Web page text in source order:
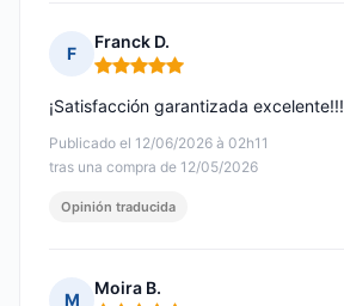
F
Franck D.
Nota: 5 de 5
Publicado el 12/06/2026 à 02h11
tras una compra de 12/05/2026
¡Satisfacción garantizada excelente!!!
Opinión traducida
M
Moira B.